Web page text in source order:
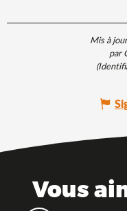
Mis à
par
Vous